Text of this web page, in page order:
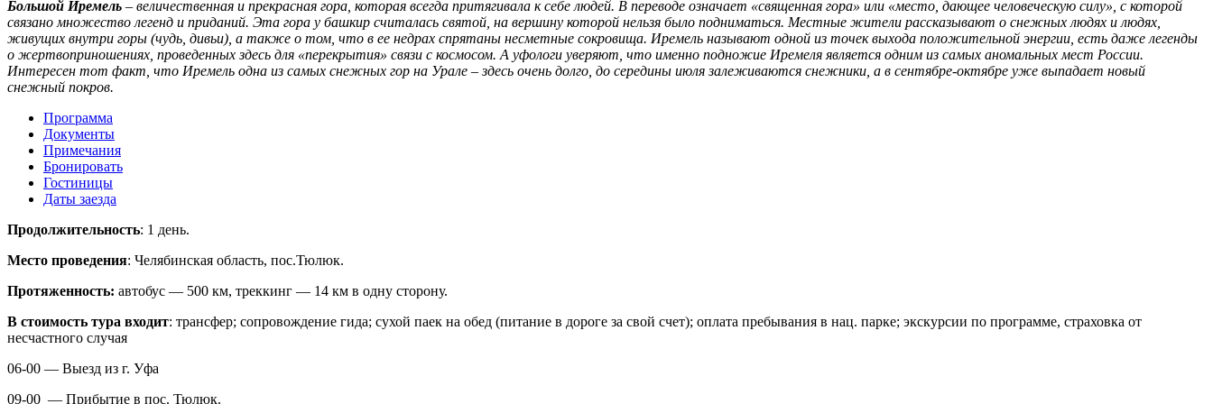
Большой Иремель – величественная и прекрасная гора, которая всегда притягивала к себе людей. В переводе означает «священная гора» или «место, дающее человеческую силу», с которой
связано множество легенд и приданий. Эта гора у башкир считалась святой, на вершину которой нельзя было подниматься. Местные жители рассказывают о снежных людях и людях,
живущих внутри горы (чудь, дивьи), а также о том, что в ее недрах спрятаны несметные сокровища. Иремель называют одной из точек выхода положительной энергии, есть даже легенды
о жертвоприношениях, проведенных здесь для «перекрытия» связи с космосом. А уфологи уверяют, что именно подножие Иремеля является одним из самых аномальных мест России.
Интересен тот факт, что Иремель одна из самых снежных гор на Урале – здесь очень долго, до середины июля залеживаются снежники, а в сентябре-октябре уже выпадает новый
снежный покров.
Программа
Документы
Примечания
Бронировать
Гостиницы
Даты заезда
Продолжительность: 1 день.
Место проведения: Челябинская область, пос.Тюлюк.
Протяженность: автобус — 500 км, треккинг — 14 км в одну сторону.
В стоимость тура входит: трансфер; сопровождение гида; сухой паек на обед (питание в дороге за свой счет); оплата пребывания в нац. парке; экскурсии по программе, страховка от
несчастного случая
06-00 — Выезд из г. Уфа
09-00 — Прибытие в пос. Тюлюк.